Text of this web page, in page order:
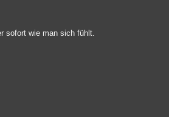
sofort wie man sich fühlt.